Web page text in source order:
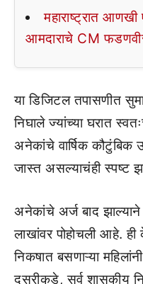
महाराष्ट्रात आणखी
आमदाराचे CM
या डिजिटल तपासणीत
निघाले ज्यांच्या घरात
अनेकांचे वार्षिक कौटुंबिक
जास्त असल्याचंही स्पष्ट
अनेकांचे अर्ज बाद
लाखांवर पोहोचली आहे.
निकषात बसणाऱ्या
दुसरीकडे, सर्व शासकीय